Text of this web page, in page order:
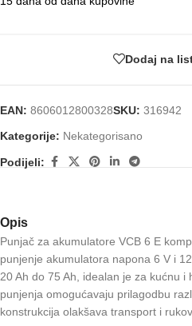
Dodaj na
EAN: 8606012800328SKU: 316942
Kategorije: Nekategorisano
Podijeli:
Opis
Punjač za akumulatore VCB 6 E
punjenje akumulatora napona 6 V i
20 Ah do 75 Ah, idealan je za kućnu
punjenja omogućavaju prilagodbu
konstrukcija olakšava transport i